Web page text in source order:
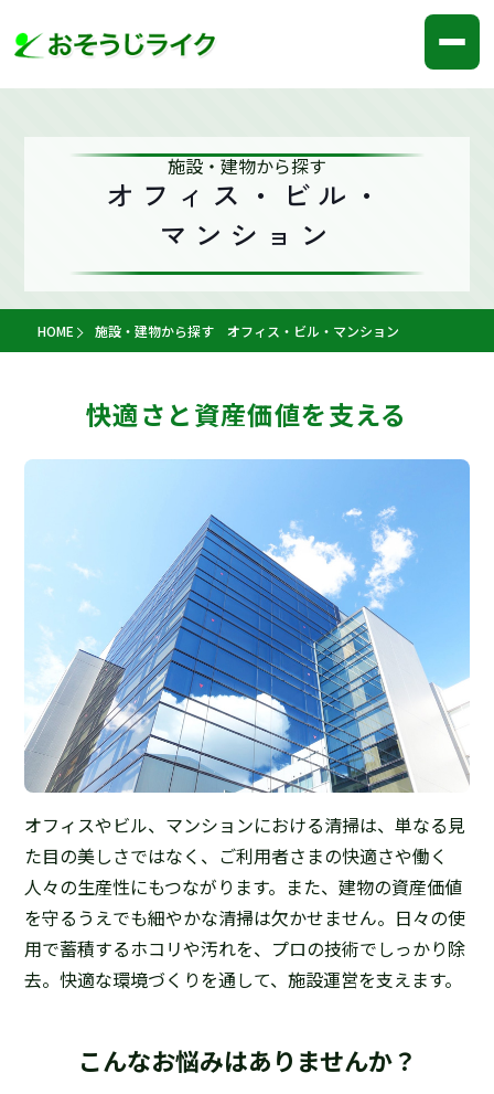
施設・建物から探す
オフィス・ビル・
マンション
HOME 施設・建物から探す オフィス・ビル・マンション
快適さと資産価値を支える
オフィスやビル、マンションにおける清掃は、単なる見
た目の美しさではなく、ご利用者さまの快適さや働く
人々の生産性にもつながります。また、建物の資産価値
を守るうえでも細やかな清掃は欠かせません。日々の使
用で蓄積するホコリや汚れを、プロの技術でしっかり除
去。快適な環境づくりを通して、施設運営を支えます。
こんなお悩みはありませんか？